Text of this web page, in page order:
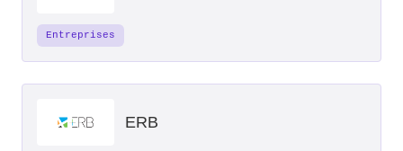
Entreprises
ERB